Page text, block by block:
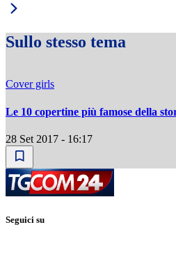
Sullo stesso tema
Cover girls
Le 10 copertine più famose della
28 Set 2017 - 16:17
Seguici su